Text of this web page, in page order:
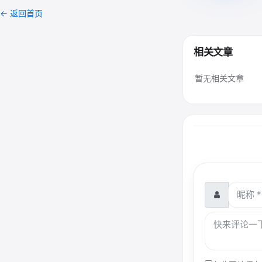
← 返回首页
相关文章
暂无相关文章